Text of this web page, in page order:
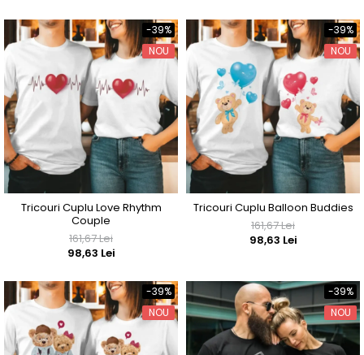
-39%
NOU
Tricouri Cuplu Love Rhythm
Couple
161,67 Lei
98,63 Lei
-39%
NOU
Tricouri Cuplu Balloon Buddies
161,67 Lei
98,63 Lei
-39%
NOU
-39%
NOU